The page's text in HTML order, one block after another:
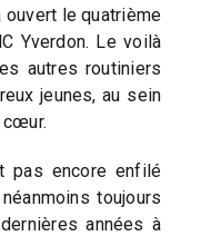
ouvert le quatrième
Yverdon. Le voilà
autres routiniers
jeunes, au sein
cœur.
pas encore enfilé
toujours
années à